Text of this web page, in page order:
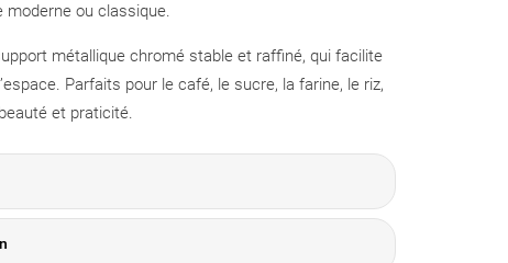
ou classique.
métallique chromé stable et raffiné, qui facilite
Parfaits pour le café, le sucre, la farine, le riz,
et praticité.